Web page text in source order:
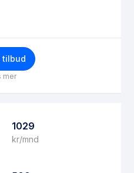
tilbud
mer
1029
kr/mnd